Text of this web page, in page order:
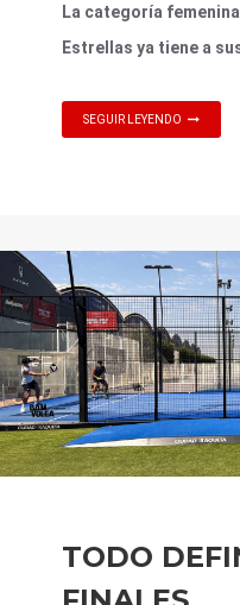
La categoría
Estrellas ya tiene a
SEGUIR LEYENDO
TODO